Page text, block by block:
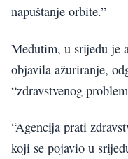
napuštanje orbite.”
Međutim, u srijedu je
objavila ažuriranje,
“zdravstvenog
“Agencija prati
koji se pojavio u